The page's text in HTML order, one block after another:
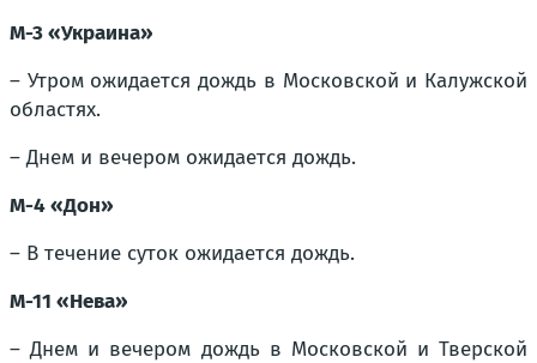
М-3 «Украина»
– Утром ожидается дождь в Московской и Калужской
областях.
– Днем и вечером ожидается дождь.
М-4 «Дон»
– В течение суток ожидается дождь.
М-11 «Нева»
– Днем и вечером дождь в Московской и Тверской